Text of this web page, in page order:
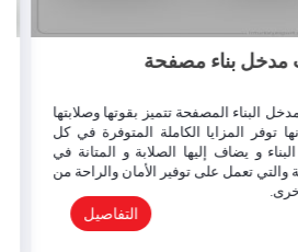
بناء مصفحة
المصفحة تتميز بقوتها وصلابتها
الكاملة المتوفرة في كل
إليها الصلابة و المتانة في
على توفير الأمان والراحة من
التفاصيل